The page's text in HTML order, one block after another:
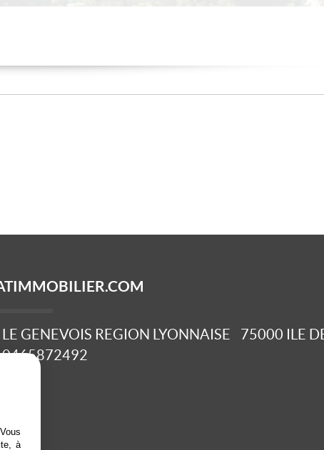
GENEVOIS REGION LYONNAISE 75000
ILE
0465872492
à